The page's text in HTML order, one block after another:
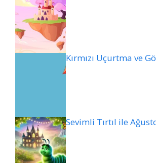
Kırmızı Uçurtma ve
Sevimli Tırtıl ile